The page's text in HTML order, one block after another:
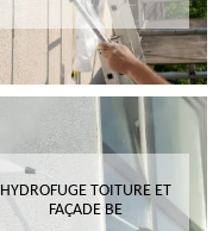
HYDROFUGE TOITURE ET
FAÇADE BE